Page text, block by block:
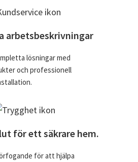
arbetsbeskrivningar
lösningar med
och professionell
för ett säkrare hem.
för att hjälpa